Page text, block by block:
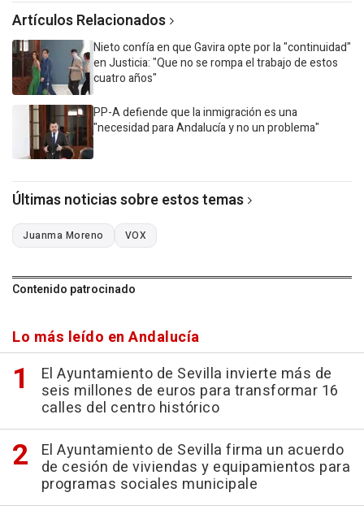
Artículos Relacionados
Nieto confía en que Gavira opte por la "continuidad"
en Justicia: "Que no se rompa el trabajo de estos
cuatro años"
PP-A defiende que la inmigración es una
"necesidad para Andalucía y no un problema"
Últimas noticias sobre estos temas
Juanma Moreno VOX
Contenido patrocinado
Lo más leído en Andalucía
El Ayuntamiento de Sevilla invierte más de
seis millones de euros para transformar 16
calles del centro histórico
El Ayuntamiento de Sevilla firma un acuerdo
de cesión de viviendas y equipamientos para
programas sociales municipale